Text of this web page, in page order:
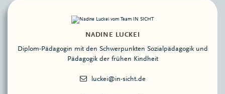
NADINE LUCKEI
Diplom-Pädagogin mit den Schwerpunkten Sozial­pädagogik und
Pädagogik der frühen Kindheit